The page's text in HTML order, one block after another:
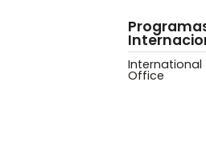
International
Office